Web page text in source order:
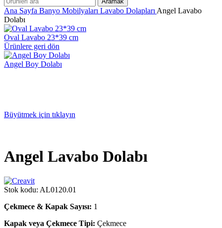
Ana Sayfa Banyo Mobilyaları Lavabo Dolapları Angel Lavabo
Dolabı
Oval Lavabo 23*39 cm
Ürünlere geri dön
Angel Boy Dolabı
Büyütmek için tıklayın
Angel Lavabo Dolabı
Stok kodu: AL0120.01
Çekmece & Kapak Sayısı: 1
Kapak veya Çekmece Tipi: Çekmece